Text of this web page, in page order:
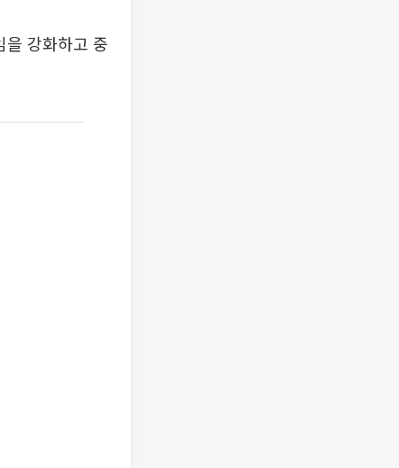
을 강화하고 중